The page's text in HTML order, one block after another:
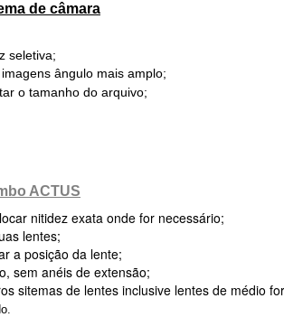
de câmara
seletiva;
ângulo mais amplo;
o tamanho do arquivo;
ACTUS
nitidez exata onde for necessário;
lentes;
a posição da lente;
sem anéis de extensão;
sitemas de lentes inclusive lentes de médio